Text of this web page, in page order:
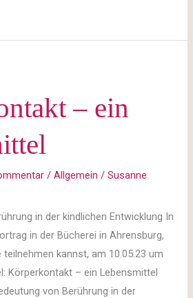
– ein
/Allgemein /Susanne
in der kindlichen Entwicklung In
in der Bücherei in Ahrensburg,
kannst, am 10.05.23 um
Körperkontakt – ein Lebensmittel
von Berührung in der